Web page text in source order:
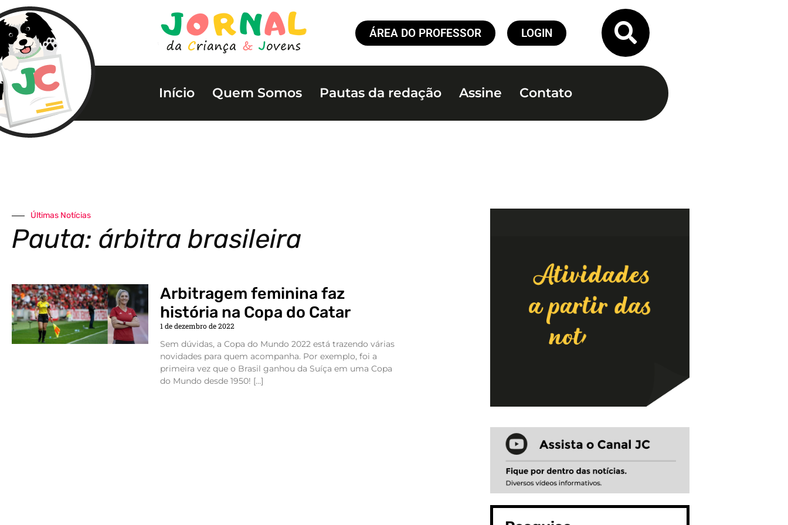
ÁREA DO PROFESSOR LOGIN
Início Quem Somos Pautas da redação Assine Contato
Últimas Notícias
Pauta: árbitra brasileira
Arbitragem feminina faz
história na Copa do Catar
1 de dezembro de 2022
Sem dúvidas, a Copa do Mundo 2022 está trazendo várias
novidades para quem acompanha. Por exemplo, foi a
primeira vez que o Brasil ganhou da Suíça em uma Copa
do Mundo desde 1950! […]